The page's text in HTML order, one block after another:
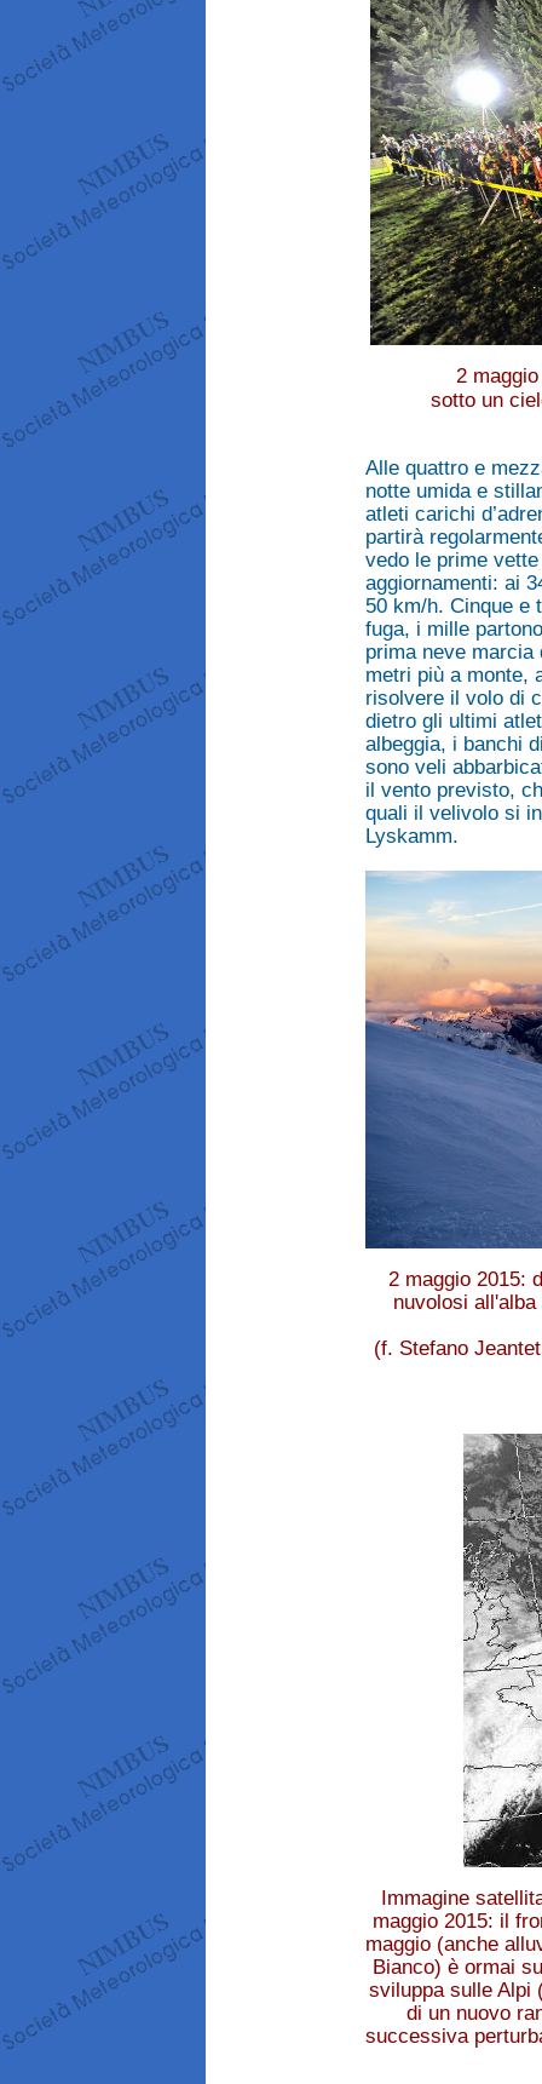
2
sotto un
Alle quattro e
notte umida e
atleti carichi
partirà
vedo le prime
aggiornamenti: ai
50 km/h. Cinque e
fuga, i mille
prima neve marcia
metri più a monte,
risolvere il volo di
dietro gli ultimi
albeggia, i banchi
sono veli
il vento previsto,
quali il velivolo si
Lyskamm.
2 maggio 2015:
nuvolosi
(f. Stefano
Immagine
maggio 2015: il
maggio (anche
Bianco) è ormai
sviluppa sulle Alpi
di un nuovo
successiva